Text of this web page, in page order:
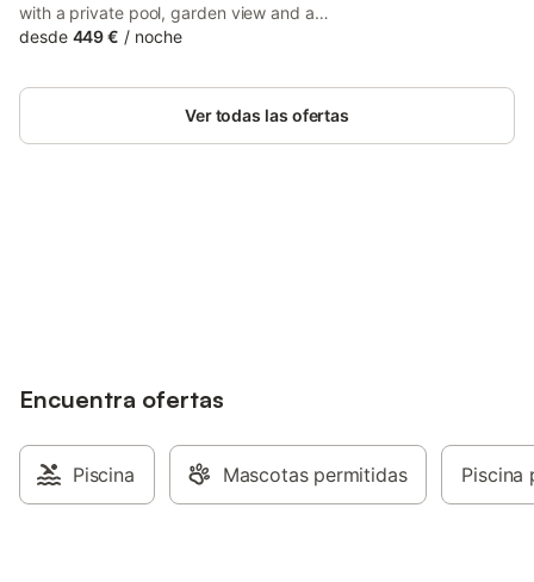
with a private pool, garden view and a
patio, Beautiful Villa with huge private
Valencia.
desde 449 € / noche
Ver todas las ofertas
Encuentra ofertas
Piscina Mascotas permitidas Piscina